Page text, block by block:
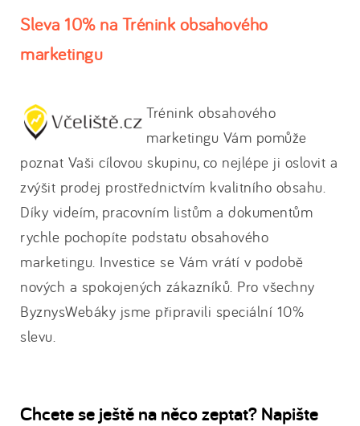
Sleva 10% na Trénink obsahového
marketingu
Trénink obsahového
marketingu Vám pomůže
poznat Vaši cílovou skupinu, co nejlépe ji oslovit a
zvýšit prodej prostřednictvím kvalitního obsahu.
Díky videím, pracovním listům a dokumentům
rychle pochopíte podstatu obsahového
marketingu. Investice se Vám vrátí v podobě
nových a spokojených zákazníků. Pro všechny
ByznysWebáky jsme připravili speciální 10%
slevu.
Chcete se ještě na něco zeptat? Napište